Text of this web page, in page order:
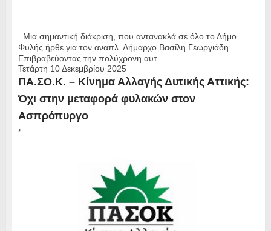
Mια σημαντική διάκριση, που αντανακλά σε όλο το Δήμο
Φυλής ήρθε για τον αναπλ. Δήμαρχο Βασίλη Γεωργιάδη.
Επιβραβεύοντας την πολύχρονη αυτ...
Τετάρτη 10 Δεκεμβρίου 2025
ΠΑ.ΣΟ.Κ. – Κίνημα Αλλαγής Δυτικής Αττικής:
Όχι στην μεταφορά φυλακών στον
Ασπρόπυργο
›